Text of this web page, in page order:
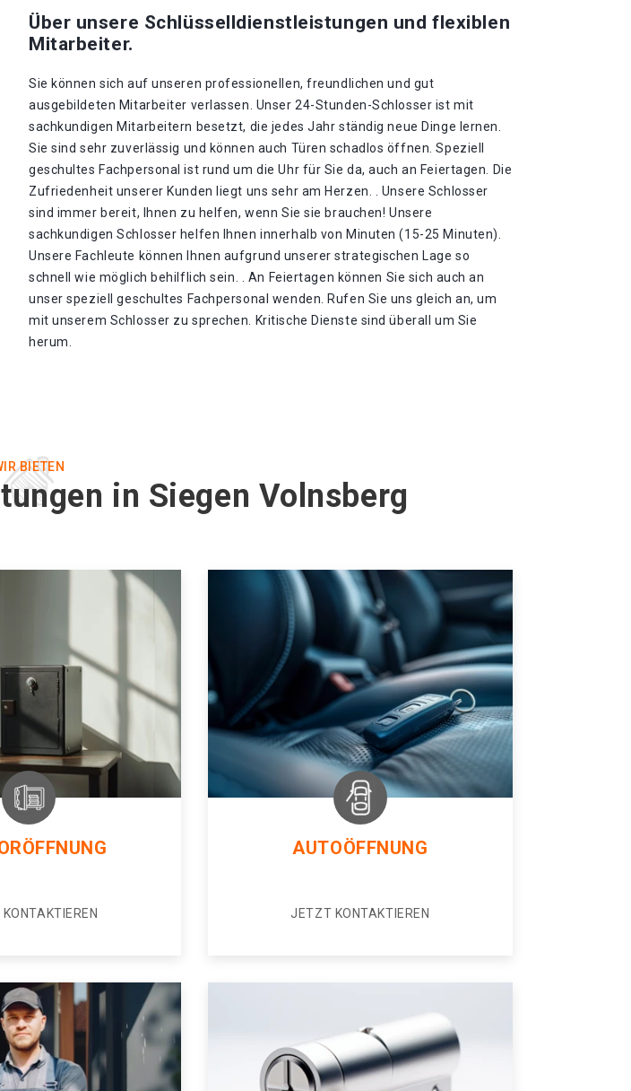
Über unsere Schlüsselldienstleistungen und flexiblen
Mitarbeiter.
Sie können sich auf unseren professionellen, freundlichen und gut
ausgebildeten Mitarbeiter verlassen. Unser 24-Stunden-Schlosser ist mit
sachkundigen Mitarbeitern besetzt, die jedes Jahr ständig neue Dinge lernen.
Sie sind sehr zuverlässig und können auch Türen schadlos öffnen. Speziell
geschultes Fachpersonal ist rund um die Uhr für Sie da, auch an Feiertagen. Die
Zufriedenheit unserer Kunden liegt uns sehr am Herzen. . Unsere Schlosser
sind immer bereit, Ihnen zu helfen, wenn Sie sie brauchen! Unsere
sachkundigen Schlosser helfen Ihnen innerhalb von Minuten (15-25 Minuten).
Unsere Fachleute können Ihnen aufgrund unserer strategischen Lage so
schnell wie möglich behilflich sein. . An Feiertagen können Sie sich auch an
unser speziell geschultes Fachpersonal wenden. Rufen Sie uns gleich an, um
mit unserem Schlosser zu sprechen. Kritische Dienste sind überall um Sie
herum.
BIETEN
in Siegen Volnsberg
AUTOÖFFNUNG
JETZT KONTAKTIEREN